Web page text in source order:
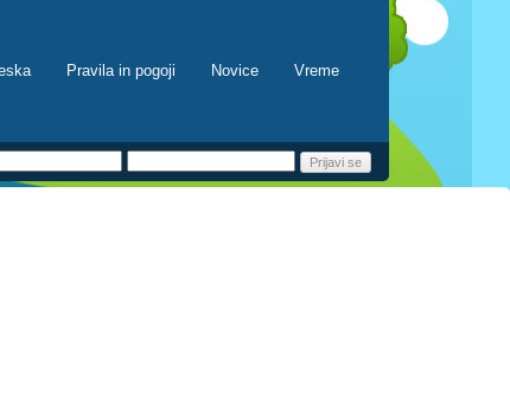
Pravila in pogoji Novice Vreme